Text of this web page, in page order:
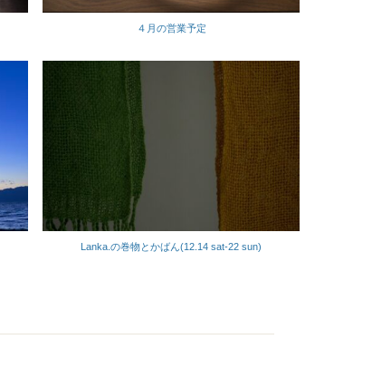
４月の営業予定
Lanka.の巻物とかばん(12.14 sat-22 sun)